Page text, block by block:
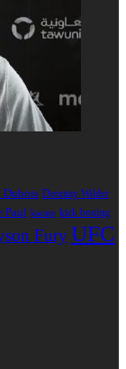
Dubois Deontay Wilder
Paul karate kick boxing
FuryUFC